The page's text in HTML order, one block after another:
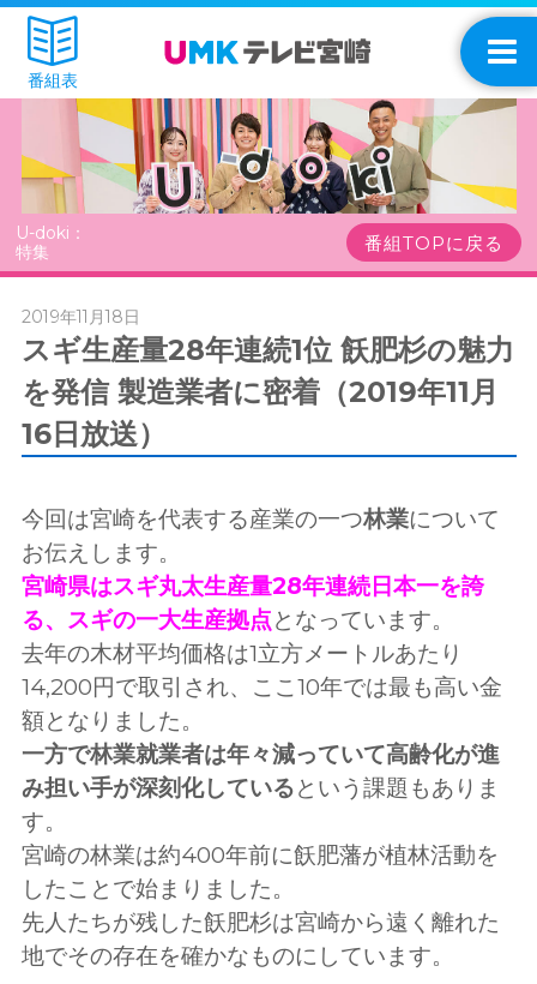
番組表
U-doki：
特集
番組TOPに戻る
2019年11月18日
スギ生産量28年連続1位 飫肥杉の魅力
を発信 製造業者に密着（2019年11月
16日放送）
今回は宮崎を代表する産業の一つ林業について
お伝えします。
宮崎県はスギ丸太生産量28年連続日本一を誇
る、スギの一大生産拠点となっています。
去年の木材平均価格は1立方メートルあたり
14,200円で取引され、ここ10年では最も高い金
額となりました。
一方で林業就業者は年々減っていて高齢化が進
み担い手が深刻化しているという課題もありま
す。
宮崎の林業は約400年前に飫肥藩が植林活動を
したことで始まりました。
先人たちが残した飫肥杉は宮崎から遠く離れた
地でその存在を確かなものにしています。